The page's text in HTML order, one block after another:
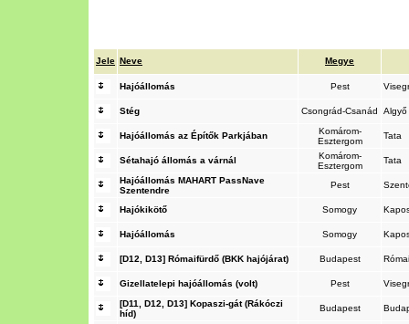
Jele Neve Megye
Hajóállomás Pest
Stég Csongrád-Csanád Algyő
Hajóállomás az Építők Parkjában
Komárom-
Esztergom
Tata
Sétahajó állomás a várnál
Komárom-
Esztergom
Tata
Hajóállomás MAHART PassNave
Szentendre
Pest
Hajókikötő Somogy
Hajóállomás Somogy
[D12, D13] Rómaifürdő (BKK hajójárat) Budapest
Gizellatelepi hajóállomás (volt) Pest
[D11, D12, D13] Kopaszi-gát (Rákóczi
híd)
Budapest